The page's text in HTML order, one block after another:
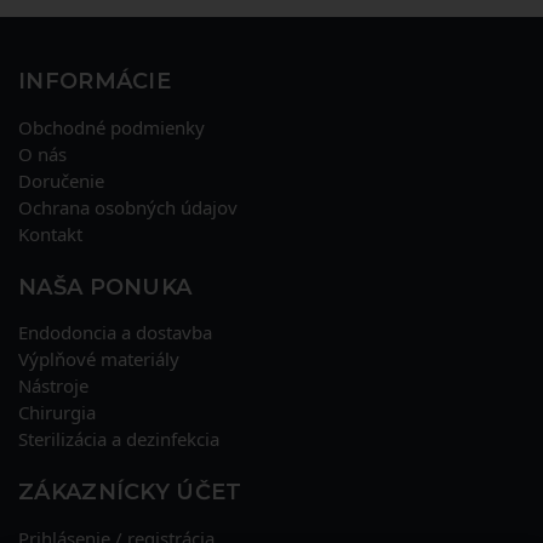
INFORMÁCIE
Obchodné podmienky
O nás
Doručenie
Ochrana osobných údajov
Kontakt
NAŠA PONUKA
Endodoncia a dostavba
Výplňové materiály
Nástroje
Chirurgia
Sterilizácia a dezinfekcia
ZÁKAZNÍCKY ÚČET
Prihlásenie / registrácia